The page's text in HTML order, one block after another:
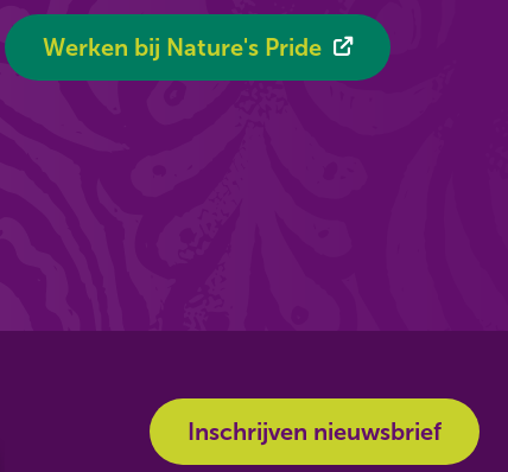
Werken bij Nature's Pride
Inschrijven nieuwsbrief